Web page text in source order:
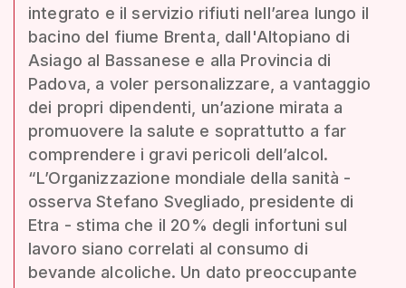
integrato e il servizio rifiuti nell’area lungo il
bacino del fiume Brenta, dall'Altopiano di
Asiago al Bassanese e alla Provincia di
Padova, a voler personalizzare, a vantaggio
dei propri dipendenti, un’azione mirata a
promuovere la salute e soprattutto a far
comprendere i gravi pericoli dell’alcol.
“L’Organizzazione mondiale della sanità -
osserva Stefano Svegliado, presidente di
Etra - stima che il 20% degli infortuni sul
lavoro siano correlati al consumo di
bevande alcoliche. Un dato preoccupante